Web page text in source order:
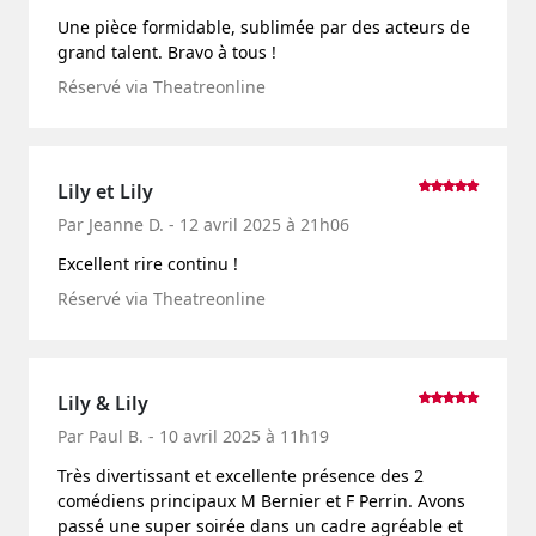
Une pièce formidable, sublimée par des acteurs de
grand talent. Bravo à tous !
Réservé via Theatreonline
Lily et Lily
Par Jeanne D. - 12 avril 2025 à 21h06
Excellent rire continu !
Réservé via Theatreonline
Lily & Lily
Par Paul B. - 10 avril 2025 à 11h19
Très divertissant et excellente présence des 2
comédiens principaux M Bernier et F Perrin. Avons
passé une super soirée dans un cadre agréable et